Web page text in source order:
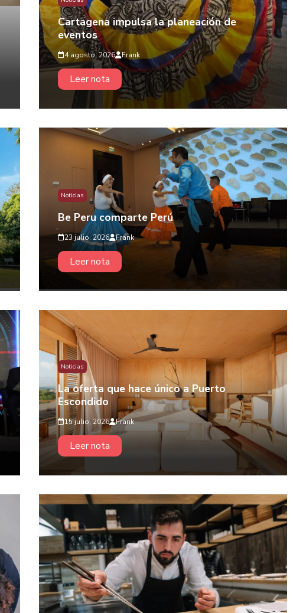
Cartagena impulsa la planeación de
eventos
4 agosto, 2026 Frank
Leer nota
Noticias
Be Peru comparte Perú
23 julio, 2026 Frank
Leer nota
Noticias
La oferta que hace único a Puerto
Escondido
15 julio, 2026 Frank
Leer nota